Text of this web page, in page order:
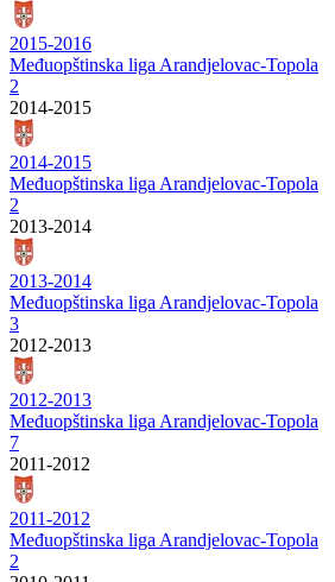
2015-2016
Međuopštinska liga Arandjelovac-Topola
2
2014-2015
2014-2015
Međuopštinska liga Arandjelovac-Topola
2
2013-2014
2013-2014
Međuopštinska liga Arandjelovac-Topola
3
2012-2013
2012-2013
Međuopštinska liga Arandjelovac-Topola
7
2011-2012
2011-2012
Međuopštinska liga Arandjelovac-Topola
2